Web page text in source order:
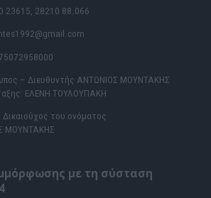
23615, 28210 88.066
– Διευθυντής ΑΝΤΩΝΙΟΣ ΜΟΥΝΤΑΚΗΣ
ΕΛΕΝΗ ΤΟΥΛΟΥΠΑΚΗ
Δικαιούχος του ονόματος
ΜΟΥΝΤΑΚΗΣ
με τη σύσταση